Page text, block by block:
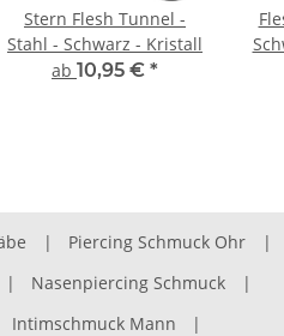
Stern Flesh Tunnel -
Stahl - Schwarz - Kristall
ab 10,95 € *
| Piercing Schmuck Ohr
|
| Nasenpiercing Schmuck
|
Intimschmuck Mann
|